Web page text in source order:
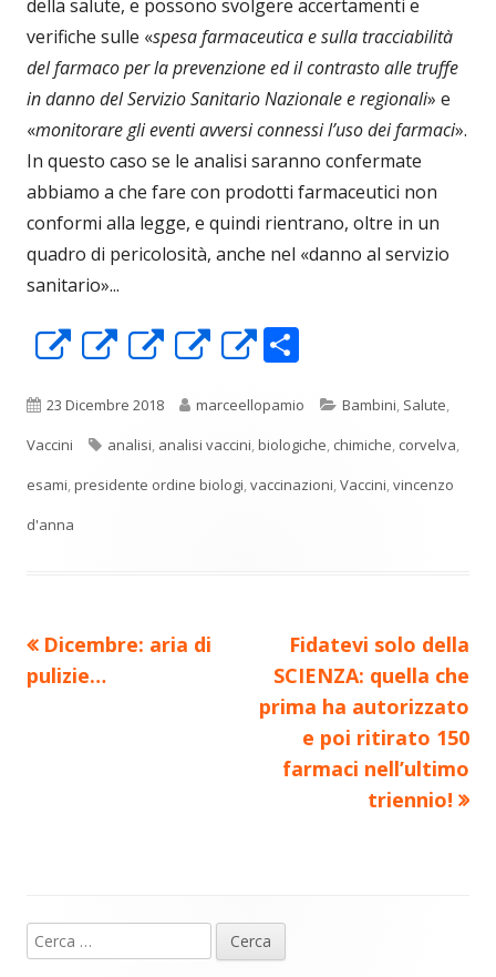
della salute, e possono svolgere accertamenti e
verifiche sulle «spesa farmaceutica e sulla tracciabilità
del farmaco per la prevenzione ed il contrasto alle truffe
in danno del Servizio Sanitario Nazionale e regionali» e
«monitorare gli eventi avversi connessi l’uso dei farmaci».
In questo caso se le analisi saranno confermate
abbiamo a che fare con prodotti farmaceutici non
conformi alla legge, e quindi rientrano, oltre in un
quadro di pericolosità, anche nel «danno al servizio
sanitario»...
Apre
una
nuova
finestra
Apre
una
nuova
finestra
Apre
una
nuova
finestra
Apre
una
nuova
finestra
Apre
una
nuova
finestra
n
di
vi
Pubblicato
23 Dicembre 2018 Autore
marceellopamio Categorie
Bambini, Salute,
Vaccini
Tag
analisi, analisi vaccini,biologiche, chimiche, corvelva,
esami,presidente ordine biologi,vaccinazioni,Vaccini,vincenzo
d'anna
Navigazione
articoli
Precedente
articolo:
Dicembre: aria di
pulizie…
Nuovo
articolo:
Fidatevi solo della
SCIENZA: quella che
prima ha autorizzato
e poi ritirato 150
farmaci nell’ultimo
triennio!
Barra
Ricerca
per: